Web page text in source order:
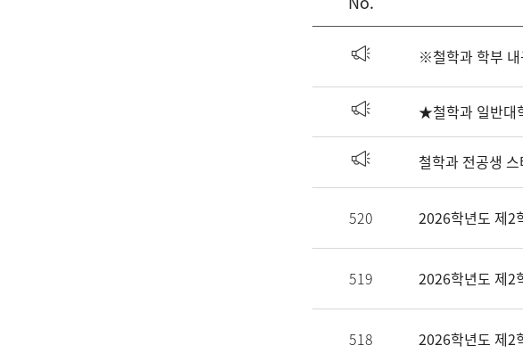
※철학과 학부
철학과 전공생
520
519
518